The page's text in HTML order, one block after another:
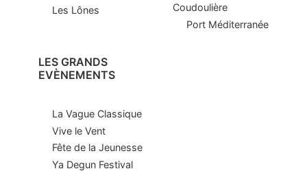
Les Lônes
Coudoulière
Port Méditerranée
LES GRANDS
EVÈNEMENTS
La Vague Classique
Vive le Vent
Fête de la Jeunesse
Ya Degun Festival